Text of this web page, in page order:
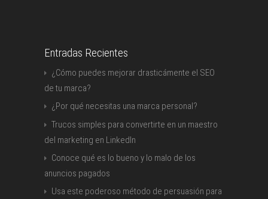
Entradas Recientes
¿Cómo puedes mejorar drasticámente el SEO
de tu marca?
¿Por qué necesitas una marca personal?
Trucos simples para convertirte en un maestro
del marketing en LinkedIn
Conoce qué es lo bueno y lo malo de los
anuncios pagados
Usa este poderoso método de persuasión para